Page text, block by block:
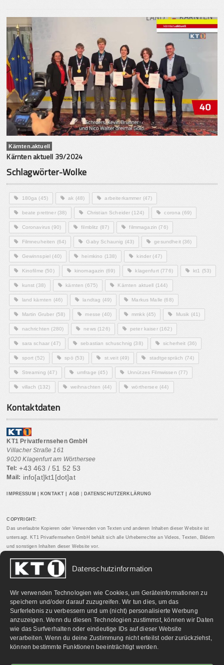
Datenschutzinformation
Wir verwenden Technologien wie Cookies, um Geräteinformationen zu
speichern und/oder darauf zuzugreifen. Wir tun dies, um das
Surferlebnis zu verbessern und um (nicht) personalisierte Werbung
anzuzeigen. Wenn du diesen Technologien zustimmst, können wir Daten
wie das Surfverhalten oder eindeutige IDs auf dieser Website
verarbeiten. Wenn du deine Zustimmung nicht erteilst oder zurückziehst,
können bestimmte Funktionen beeinträchtigt werden.
Kärnten.aktuell
Kärnten aktuell 39/2024
Schlagwörter-Wolke
180ga (45) ak (48) arbeiterkammer (47)
beate prettner(38) Christian Scheider (124) corona (69)
Coronavirus (90) filmblitz (87) filmmagazin (76)
Filmneuheiten (64) Gaby Schaunig (43) gesundheit(36)
Gewinnspiel (40) heimkino (138) kinder (47)
Kinofilme (50) kinomagazin (69) klagenfurt(776) kt1 (53)
kunst (38) kärnten (675) Kärnten aktuell (144)
land kärnten (46) landtag (49) Markus Malle (68)
Martin Gruber (58) messe (40) mmkk(45) Musik (41)
nachrichten (280) news(126) peter kaiser(162)
sara schaar (47) sebastian schuschnig (38) sicherheit (36)
sport (52) spö (53) st.veit(49) stadtgespräch (74)
Streaming (47) umfrage (45) Unnützes Filmwissen (77)
villach (132) weihnachten (44) wörthersee (44)
Kontaktdaten
KT1 Privatfernsehen GmbH
Villacher Straße 161
9020 Klagenfurt am Wörthersee
Tel: +43 463 / 51 52 53
Mail: info[at]kt1[dot]at
IMPRESSUM KONTAKT AGB DATENSCHUTZERKLÄRUNG
COPYRIGHT:
Das unerlaubte Kopieren oder Verwenden von Texten und anderen Inhalten dieser Website ist
untersagt. KT1 Privatfernsehen GmbH behält sich alle Urheberrechte an Videos, Texten, Bildern
und sonstigen Inhalten dieser Website vor.
PARTNERLINKS: